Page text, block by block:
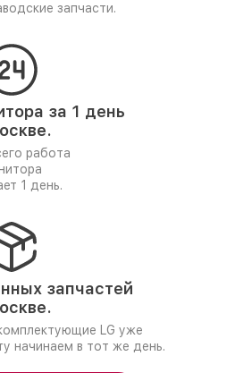
запчасти.
за 1 день
работа
1 день.
запчастей
LG уже
начинаем в тот же день.